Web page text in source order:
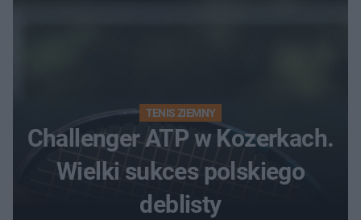
TENIS ZIEMNY
Challenger ATP w Kozerkach.
Wielki sukces polskiego
deblisty